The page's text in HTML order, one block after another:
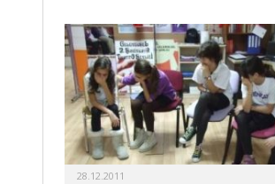
28.12.2011